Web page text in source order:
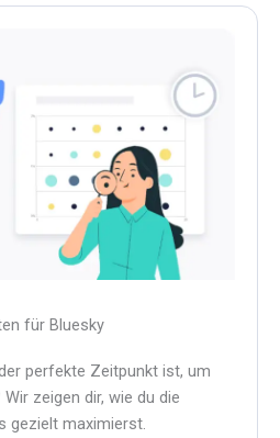
für Bluesky
perfekte Zeitpunkt ist, um
zeigen dir, wie du die
gezielt maximierst.